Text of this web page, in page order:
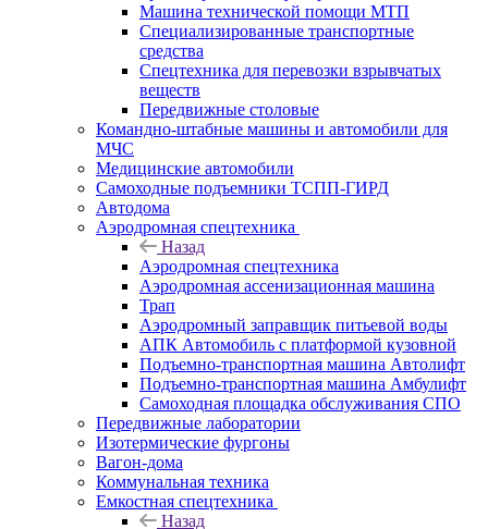
Машина технической помощи МТП
Специализированные транспортные
средства
Спецтехника для перевозки взрывчатых
веществ
Передвижные столовые
Командно-штабные машины и автомобили для
МЧС
Медицинские автомобили
Самоходные подъемники ТСПП-ГИРД
Автодома
Аэродромная спецтехника
Назад
Аэродромная спецтехника
Аэродромная ассенизационная машина
Трап
Аэродромный заправщик питьевой воды
АПК Автомобиль с платформой кузовной
Подъемно-транспортная машина Автолифт
Подъемно-транспортная машина Амбулифт
Самоходная площадка обслуживания СПО
Передвижные лаборатории
Изотермические фургоны
Вагон-дома
Коммунальная техника
Емкостная спецтехника
Назад